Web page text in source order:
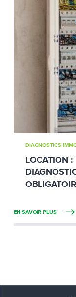
DIAGNOSTICS
LOCATION
EN SAVOIR PLUS